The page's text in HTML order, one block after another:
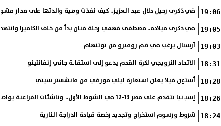
19:06 في ذكرى رحيل دلال عبد العزيز.. كيف نفذت وصية والدتها على مدار
19:05 في ذكرى ميلاده.. مصطفى فهمي رحلة فنان بدأ من خلف الكاميرا وانتهى
19:03 أرسنال يرغب في ضم روميرو من توتنهام
18:31 الاتحاد النرويجي لكرة القدم يدعو إلى استقالة جاني إنفانتينو
18:28 أستون فيلا يعلن استعارة ليلي مورفي من مانشستر سيتي
18:26 إسبانيا تتقدم على مصر 13-12 في الشوط الأول.. وناشئات الفراعنة يواصلن حلم بلوغ نهائي مونديال اليد
18:24 شروط ورسوم استخراج وتجديد رخصة قيادة الدراجة النارية